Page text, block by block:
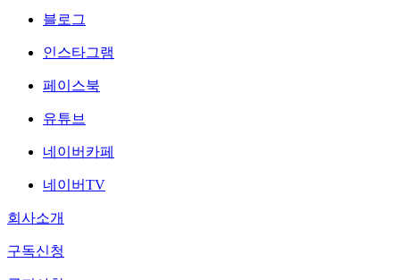
블로그
인스타그램
페이스북
유튜브
네이버카페
네이버TV
회사소개
구독신청